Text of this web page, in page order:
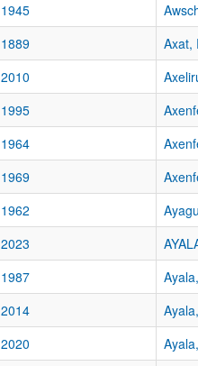
1945
1889
Axat,
2010
1995
1964
1969
1962
2023
1987
2014
2020